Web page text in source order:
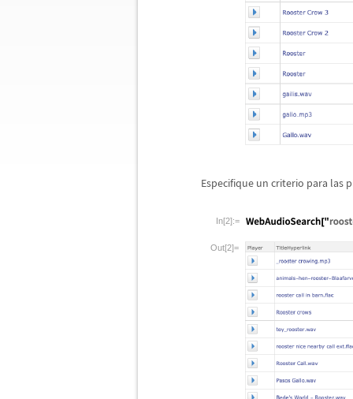
Especifique un criterio para las
In[2]:=
Out[2]=